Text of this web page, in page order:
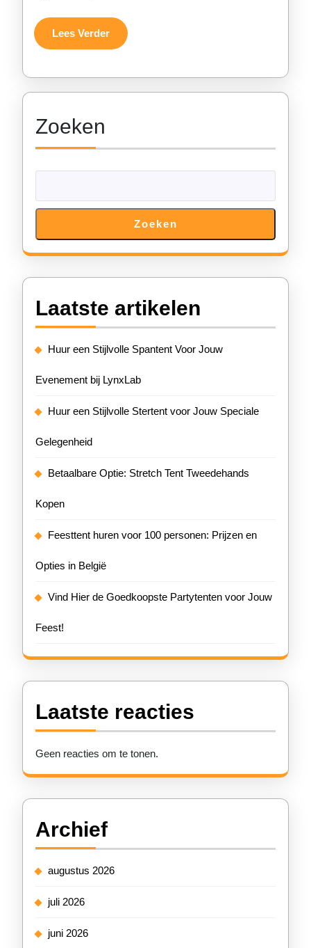
Lees VerderLees
Verder
Zoeken
Zoeken
Laatste artikelen
Huur een Stijlvolle Spantent Voor Jouw
Evenement bij LynxLab
Huur een Stijlvolle Stertent voor Jouw Speciale
Gelegenheid
Betaalbare Optie: Stretch Tent Tweedehands
Kopen
Feesttent huren voor 100 personen: Prijzen en
Opties in België
Vind Hier de Goedkoopste Partytenten voor Jouw
Feest!
Laatste reacties
Geen reacties om te tonen.
Archief
augustus 2026
juli 2026
juni 2026